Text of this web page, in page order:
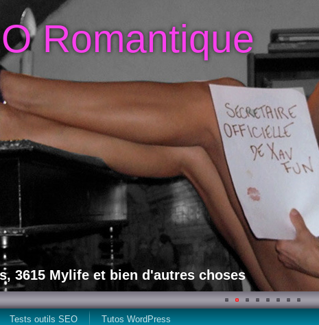
Romantique
3615 Mylife et bien d'autres choses
Tests outils SEO Tutos WordPress